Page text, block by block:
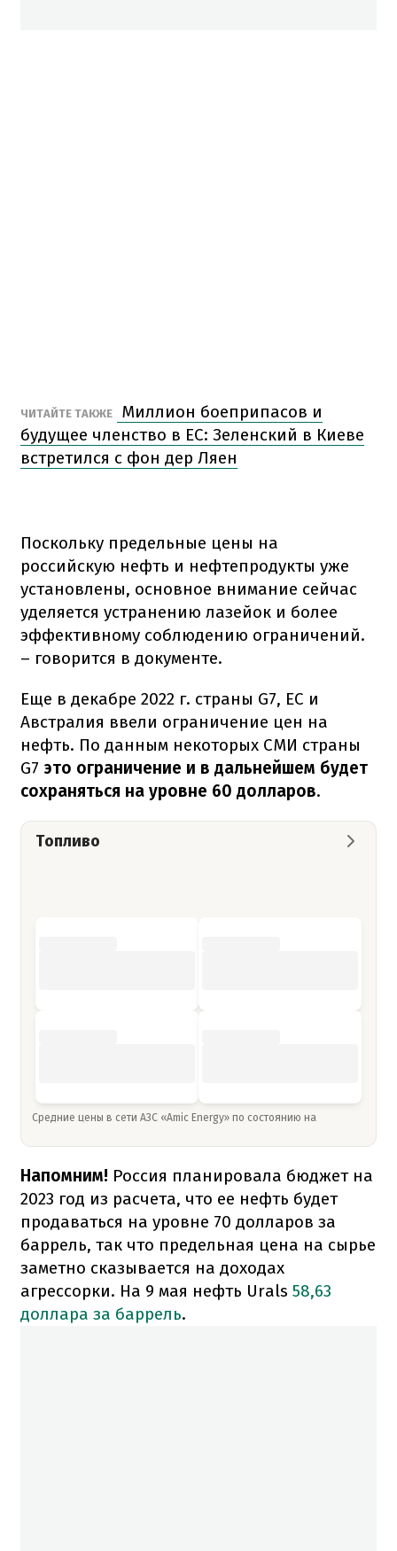
ЧИТАЙТЕ ТАКЖЕ
Миллион боеприпасов и
будущее членство в ЕС: Зеленский в Киеве
встретился с фон дер Ляен
Поскольку предельные цены на
российскую нефть и нефтепродукты уже
установлены, основное внимание сейчас
уделяется устранению лазейок и более
эффективному соблюдению ограничений.
– говорится в документе.
Еще в декабре 2022 г. страны G7, ЕС и
Австралия ввели ограничение цен на
нефть. По данным некоторых СМИ страны
G7 это ограничение и в дальнейшем будет
сохраняться на уровне 60 долларов.
Топливо
Средние цены в сети АЗС «Amic Energy» по состоянию на
Напомним! Россия планировала бюджет на
2023 год из расчета, что ее нефть будет
продаваться на уровне 70 долларов за
баррель, так что предельная цена на сырье
заметно сказывается на доходах
агрессорки. На 9 мая нефть Urals 58,63
доллара за баррель.